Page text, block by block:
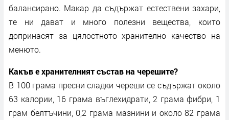
балансирано. Макар да съдържат естествени захари,
те ни дават и много полезни вещества, които
допринасят за цялостното хранително качество на
менюто.
Какъв е хранителният състав на черешите?
В 100 грама пресни сладки череши се съдържат около
63 калории, 16 грама въглехидрати, 2 грама фибри, 1
грам белтъчини, 0,2 грама мазнини и около 82 грама